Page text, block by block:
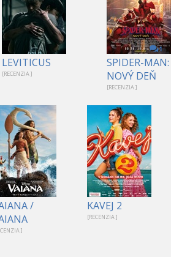
LEVITICUS
[RECENZIA ]
1
SPIDER-MAN:
NOVÝ DEŇ
[RECENZIA ]
/
]
KAVEJ 2
[RECENZIA ]